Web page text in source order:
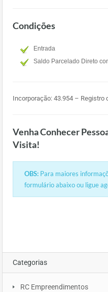
Condições
Entrada
Saldo Parcelado Direto
Incorporação: 43.954 – Registro
Venha Conhecer
Visita!
OBS: Para maiores
formulário abaixo ou ligue
Categorias
RC Empreendimentos